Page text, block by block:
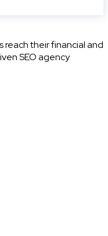
reach their financial and
SEO agency